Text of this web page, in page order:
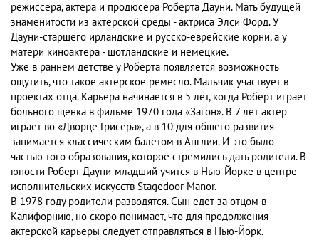
режиссера, актера и продюсера Роберта Дауни. Мать будущей
знаменитости из актерской среды - актриса Элси Форд. У
Дауни-старшего ирландские и русско-еврейские корни, а у
матери киноактера - шотландские и немецкие.
Уже в раннем детстве у Роберта появляется возможность
ощутить, что такое актерское ремесло. Мальчик участвует в
проектах отца. Карьера начинается в 5 лет, когда Роберт играет
больного щенка в фильме 1970 года «Загон». В 7 лет актер
играет во «Дворце Грисера», а в 10 для общего развития
занимается классическим балетом в Англии. И это было
частью того образования, которое стремились дать родители. В
юности Роберт Дауни-младший учится в Нью-Йорке в центре
исполнительских искусств Stagedoor Manor.
В 1978 году родители разводятся. Сын едет за отцом в
Калифорнию, но скоро понимает, что для продолжения
актерской карьеры следует отправляться в Нью-Йорк.